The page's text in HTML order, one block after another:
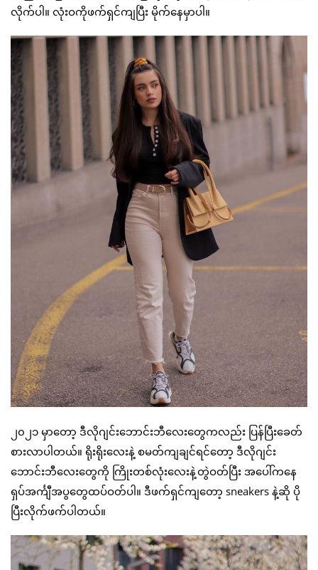
လိုက်ပါ။ လုံးဝကိုဖက်ရှင်ကျပြီး မိုက်နေမှာပါ။
၂၀၂၁ မှာတော့ ဒီလိုဂျင်းဘောင်းဘီလေးတွေကလည်း ပြန်ပြီးခေတ်
စားလာပါတယ်။ ရိုးရိုးလေးနဲ့ စမတ်ကျချင်ရင်တော့ ဒီလိုဂျင်း
ဘောင်းဘီလေးတွေကို ကြိုးတစ်လုံးလေးနဲ့တွဲဝတ်ပြီး အပေါ်ကနေ
ရှပ်အင်္ကျီအပွတွေထပ်ဝတ်ပါ။ ဒီဖက်ရှင်ကျတော့ sneakers နဲ့ဆို ပို
ပြီးလိုက်ဖက်ပါတယ်။